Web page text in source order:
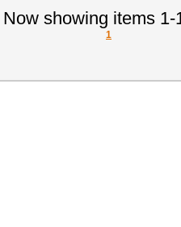
Now showing items 1-
1